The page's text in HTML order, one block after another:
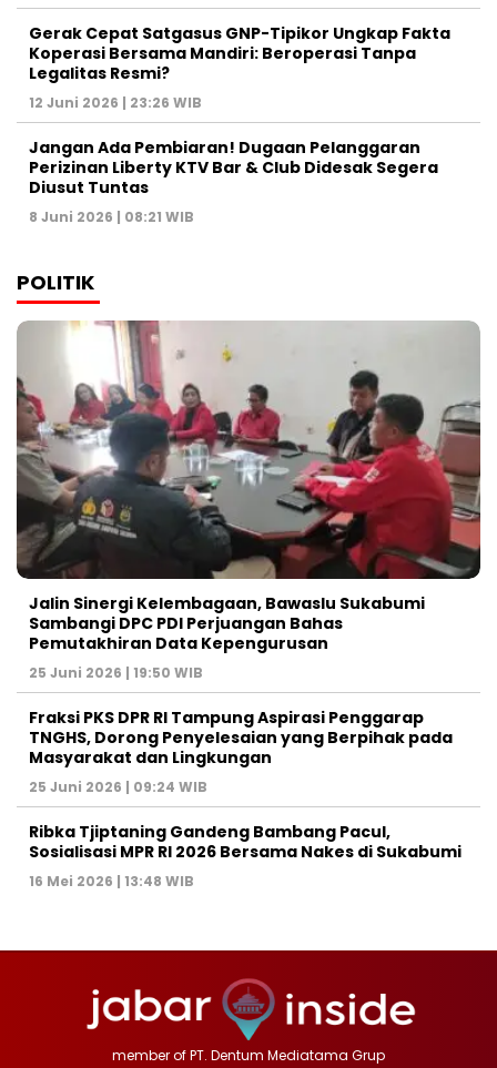
Gerak Cepat Satgasus GNP-Tipikor Ungkap Fakta
Koperasi Bersama Mandiri: Beroperasi Tanpa
Legalitas Resmi?
12 Juni 2026 | 23:26 WIB
Jangan Ada Pembiaran! Dugaan Pelanggaran
Perizinan Liberty KTV Bar & Club Didesak Segera
Diusut Tuntas
8 Juni 2026 | 08:21 WIB
POLITIK
Jalin Sinergi Kelembagaan, Bawaslu Sukabumi
Sambangi DPC PDI Perjuangan Bahas
Pemutakhiran Data Kepengurusan
25 Juni 2026 | 19:50 WIB
‎Fraksi PKS DPR RI Tampung Aspirasi Penggarap
TNGHS, Dorong Penyelesaian yang Berpihak pada
Masyarakat dan Lingkungan‎
25 Juni 2026 | 09:24 WIB
Ribka Tjiptaning Gandeng Bambang Pacul,
Sosialisasi MPR RI 2026 Bersama Nakes di Sukabumi
16 Mei 2026 | 13:48 WIB
member of PT. Dentum Mediatama Grup